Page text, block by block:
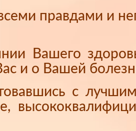
правдами и
Вашего
и о Вашей
с